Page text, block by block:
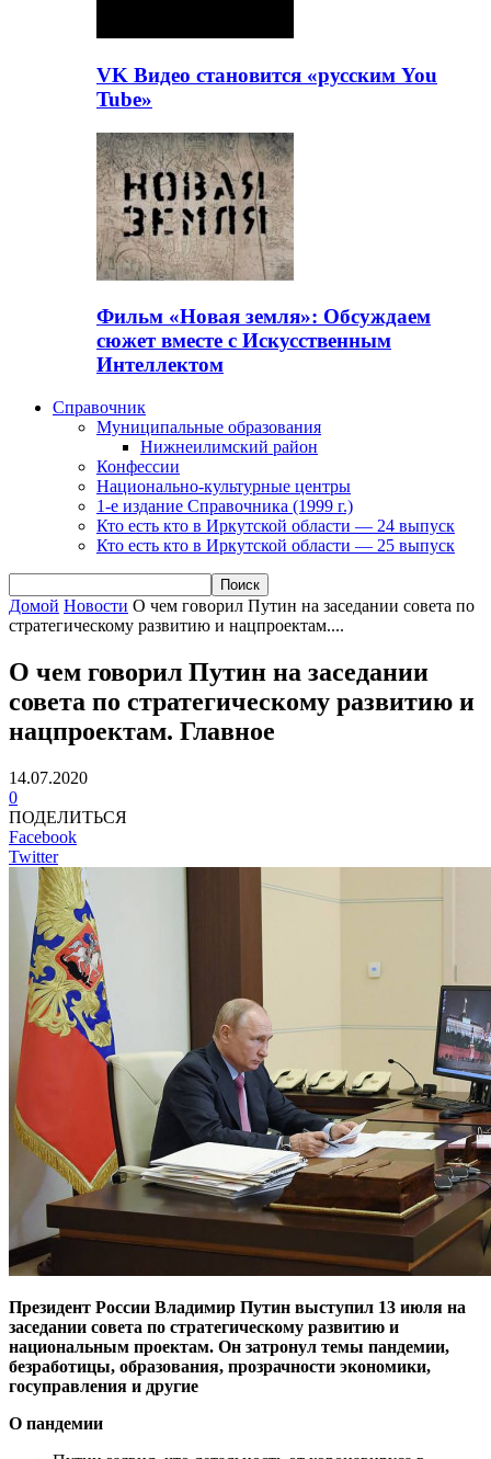
VK Видео становится «русским You
Tube»
Фильм «Новая земля»: Обсуждаем
сюжет вместе с Искусственным
Интеллектом
Справочник
Муниципальные образования
Нижнеилимский район
Конфессии
Национально-культурные центры
1-е издание Справочника (1999 г.)
Кто есть кто в Иркутской области — 24 выпуск
Кто есть кто в Иркутской области — 25 выпуск
Домой Новости О чем говорил Путин на заседании совета по
стратегическому развитию и нацпроектам....
О чем говорил Путин на заседании
совета по стратегическому развитию и
нацпроектам. Главное
14.07.2020
0
ПОДЕЛИТЬСЯ
Facebook
Twitter
Президент России Владимир Путин выступил 13 июля на
заседании совета по стратегическому развитию и
национальным проектам. Он затронул темы пандемии,
безработицы, образования, прозрачности экономики,
госуправления и другие
О пандемии